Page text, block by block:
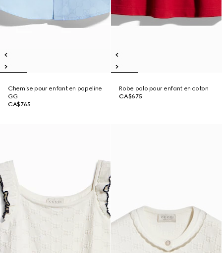
Chemise pour enfant en popeline
GG
CA$765
Robe polo pour enfant en coton
CA$675